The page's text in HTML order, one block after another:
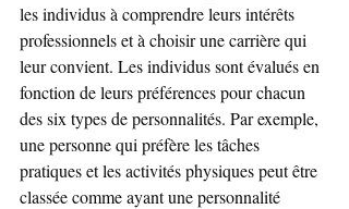
les individus à comprendre leurs intérêts
professionnels et à choisir une carrière qui
leur convient. Les individus sont évalués en
fonction de leurs préférences pour chacun
des six types de personnalités. Par exemple,
une personne qui préfère les tâches
pratiques et les activités physiques peut être
classée comme ayant une personnalité